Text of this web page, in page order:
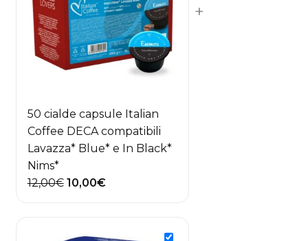
50 cialde capsule Italian
Coffee DECA compatibili
Lavazza* Blue* e In Black*
Nims*
12,00€ Il
era:
10,00€Il
+